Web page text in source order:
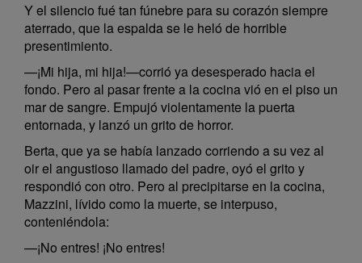
Y el silencio fué tan fúnebre para su corazón siempre
aterrado, que la espalda se le heló de horrible
presentimiento.
—¡Mi hija, mi hija!—corrió ya desesperado hacia el
fondo. Pero al pasar frente a la cocina vió en el piso un
mar de sangre. Empujó violentamente la puerta
entornada, y lanzó un grito de horror.
Berta, que ya se había lanzado corriendo a su vez al
oir el angustioso llamado del padre, oyó el grito y
respondió con otro. Pero al precipitarse en la cocina,
Mazzini, lívido como la muerte, se interpuso,
conteniéndola:
—¡No entres! ¡No entres!